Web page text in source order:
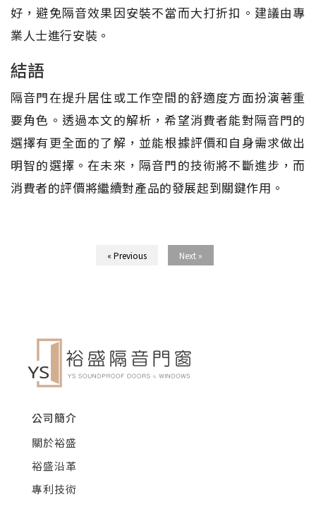
好，避免隔音效果因安裝不當而大打折扣。建議由專
業人士進行安裝。
結語
隔音門在提升居住或工作空間的舒適度方面扮演著重
要角色。透過本文的解析，希望消費者能對隔音門的
選擇有更全面的了解，並能根據評價和自身需求做出
明智的選擇。在未來，隔音門的技術將不斷進步，而
消費者的評價將繼續對產品的發展起到關鍵作用。
« Previous Next »
公司簡介
關於裕盛
裕盛沿革
專利技術